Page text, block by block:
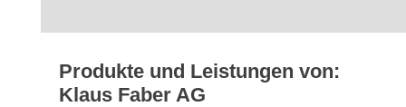
Produkte und Leistungen von:
Klaus Faber AG